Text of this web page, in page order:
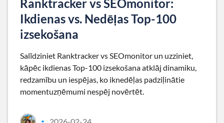
Ranktracker vs SEOmonitor:
Ikdienas vs. Nedēļas Top-100
izsekošana
Salīdziniet Ranktracker vs SEOmonitor un uzziniet,
kāpēc ikdienas Top-100 izsekošana atklāj dinamiku,
redzamību un iespējas, ko iknedēļas padziļinātie
momentuzņēmumi nespēj novērtēt.
•